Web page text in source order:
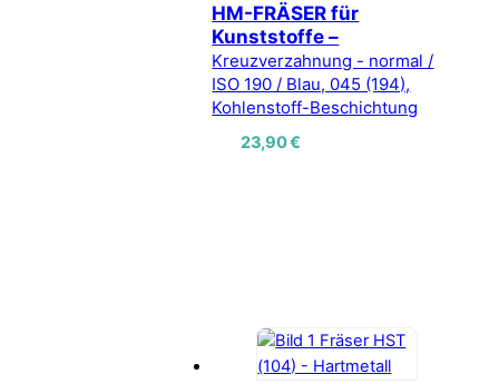
HM-FRÄSER für
Kunststoffe –
Kreuzverzahnung - normal /
ISO 190 / Blau, 045 (194),
Kohlenstoff-Beschichtung
23,90€